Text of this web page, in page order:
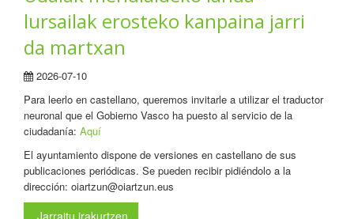
lursailak erosteko kanpaina jarri
da martxan
2026-07-10
Para leerlo en castellano, queremos invitarle a utilizar el traductor
neuronal que el Gobierno Vasco ha puesto al servicio de la
ciudadanía: Aquí
El ayuntamiento dispone de versiones en castellano de sus
publicaciones periódicas. Se pueden recibir pidiéndolo a la
dirección: oiartzun@oiartzun.eus